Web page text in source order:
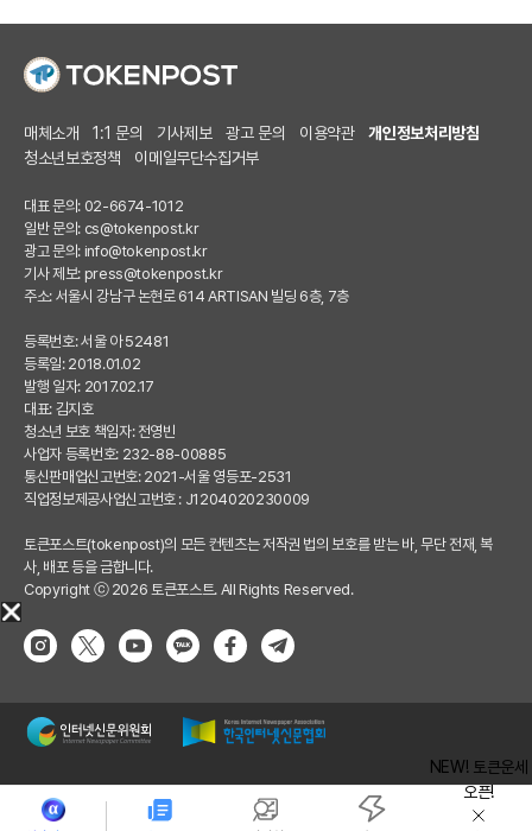
NEW! 토큰운세
오픈!
매체소개 1:1 문의 기사제보 광고 문의 이용약관
개인정보처리방침
청소년보호정책
이메일무단수집거부
대표 문의: 02-6674-1012
일반 문의: cs@tokenpost.kr
광고 문의: info@tokenpost.kr
기사 제보: press@tokenpost.kr
주소: 서울시 강남구 논현로 614 ARTISAN 빌딩 6층, 7층
등록번호: 서울 아 52481
등록일: 2018.01.02
발행 일자: 2017.02.17
대표: 김지호
청소년 보호 책임자: 전영빈
사업자 등록번호: 232-88-00885
통신판매업신고번호: 2021-서울 영등포-2531
직업정보제공사업신고번호 : J1204020230009
토큰포스트(tokenpost)의 모든 컨텐츠는 저작권 법의 보호를 받는 바, 무단 전재, 복
사, 배포 등을 금합니다.
Copyright ⓒ 2026 토큰포스트. All Rights Reserved.